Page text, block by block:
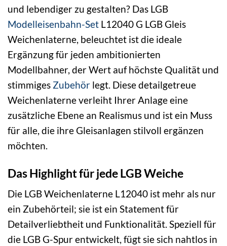
und lebendiger zu gestalten? Das LGB
Modelleisenbahn-Set L12040 G LGB Gleis
Weichenlaterne, beleuchtet ist die ideale
Ergänzung für jeden ambitionierten
Modellbahner, der Wert auf höchste Qualität und
stimmiges Zubehör legt. Diese detailgetreue
Weichenlaterne verleiht Ihrer Anlage eine
zusätzliche Ebene an Realismus und ist ein Muss
für alle, die ihre Gleisanlagen stilvoll ergänzen
möchten.
Das Highlight für jede LGB Weiche
Die LGB Weichenlaterne L12040 ist mehr als nur
ein Zubehörteil; sie ist ein Statement für
Detailverliebtheit und Funktionalität. Speziell für
die LGB G-Spur entwickelt, fügt sie sich nahtlos in